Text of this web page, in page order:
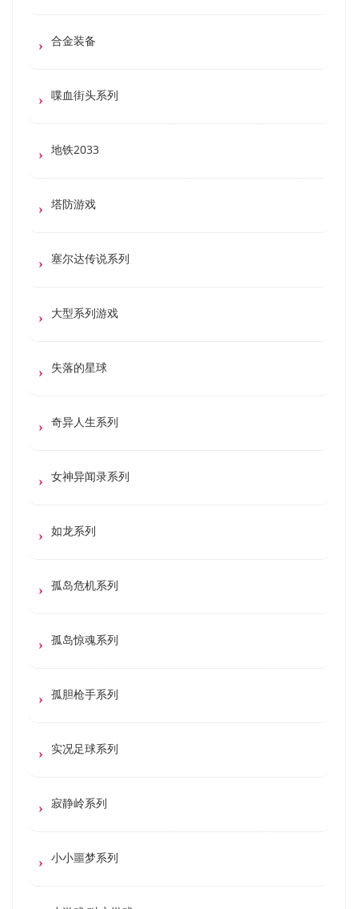
合金装备
喋血街头系列
地铁2033
塔防游戏
塞尔达传说系列
大型系列游戏
失落的星球
奇异人生系列
女神异闻录系列
如龙系列
孤岛危机系列
孤岛惊魂系列
孤胆枪手系列
实况足球系列
寂静岭系列
小小噩梦系列